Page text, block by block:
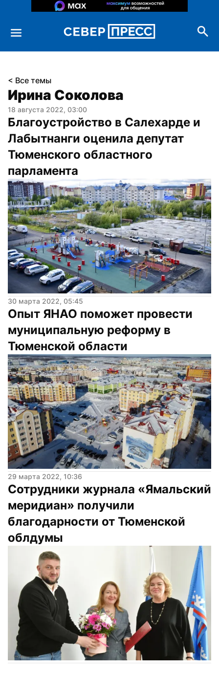
< Все темы
Ирина Соколова
18 августа 2022, 03:00
Благоустройство в Салехарде и
Лабытнанги оценила депутат
Тюменского областного
парламента
30 марта 2022, 05:45
Опыт ЯНАО поможет провести
муниципальную реформу в
Тюменской области
29 марта 2022, 10:36
Сотрудники журнала «Ямальский
меридиан» получили
благодарности от Тюменской
облдумы